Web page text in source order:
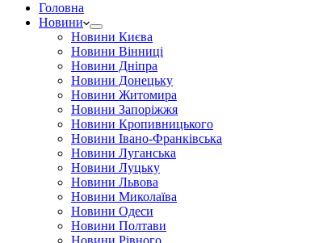
Головна
Новини
Новини Києва
Новини Вінниці
Новини Дніпра
Новини Донецьку
Новини Житомира
Новини Запоріжжя
Новини Кропивницького
Новини Івано-Франківська
Новини Луганська
Новини Луцьку
Новини Львова
Новини Миколаїва
Новини Одеси
Новини Полтави
Новини Рівного